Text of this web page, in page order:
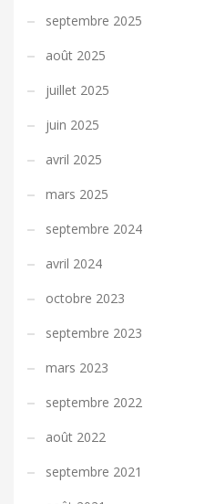
septembre 2025
août 2025
juillet 2025
juin 2025
avril 2025
mars 2025
septembre 2024
avril 2024
octobre 2023
septembre 2023
mars 2023
septembre 2022
août 2022
septembre 2021